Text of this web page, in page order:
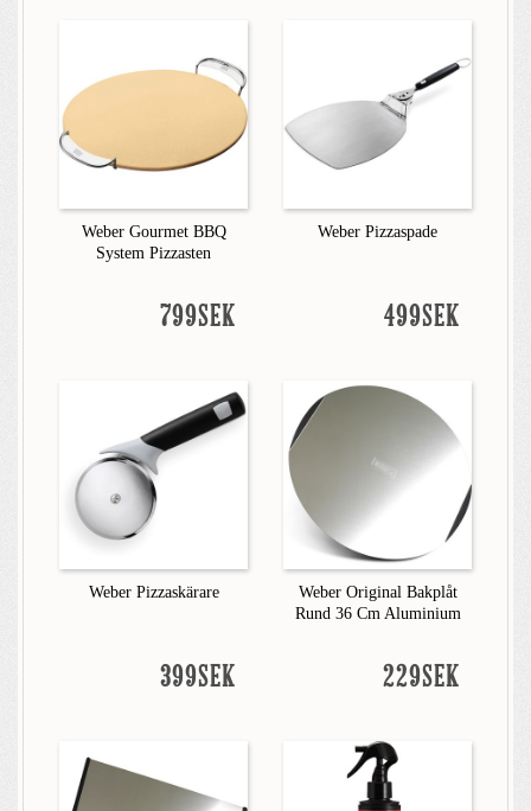
Weber Gourmet BBQ
System Pizzasten
799SEK
Weber Pizzaspade
499SEK
Weber Pizzaskärare
399SEK
Weber Original Bakplåt
Rund 36 Cm Aluminium
229SEK